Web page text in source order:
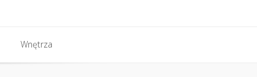
Wnętrza